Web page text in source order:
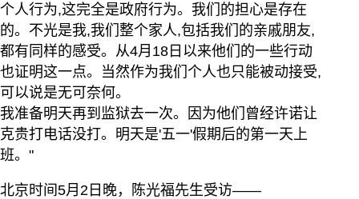
个人行为,这完全是政府行为。我们的担心是存在
的。不光是我,我们整个家人,包括我们的亲戚朋友,
都有同样的感受。从4月18日以来他们的一些行动
也证明这一点。当然作为我们个人也只能被动接受,
可以说是无可奈何。
我准备明天再到监狱去一次。因为他们曾经许诺让
克贵打电话没打。明天是'五一'假期后的第一天上
班。"
北京时间5月2日晚，陈光福先生受访——